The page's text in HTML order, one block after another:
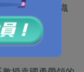
監督管理局組織